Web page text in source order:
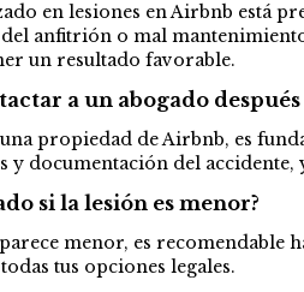
en lesiones en Airbnb está
anfitrión o mal
un resultado favorable.
a un abogado
propiedad de Airbnb, es
y documentación del accidente,
si la lesión es menor?
menor, es recomendable
tus opciones legales.